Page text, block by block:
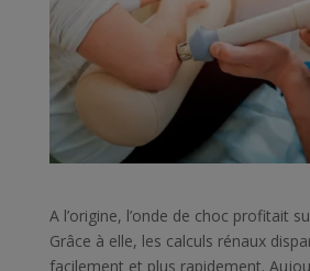
A l’origine, l’onde de choc profitait
Grâce à elle, les calculs rénaux
facilement et plus rapidement.